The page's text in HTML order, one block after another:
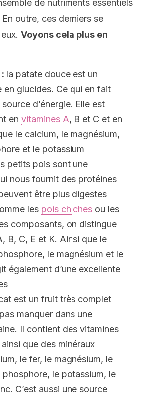
de nutriments essentiels
En outre, ces derniers se
Voyons cela plus en
la patate douce est un
en glucides. Ce qui en fait
d’énergie. Elle est
en vitamines A, B et C et en
le calcium, le magnésium,
et le potassium
petits pois sont une
nous fournit des protéines
être plus digestes
les pois chiches ou les
composants, on distingue
B, C, E et K. Ainsi que le
le magnésium et le
également d’une excellente
est un fruit très complet
manquer dans une
Il contient des vitamines
que des minéraux
le fer, le magnésium, le
phosphore, le potassium, le
C’est aussi une source